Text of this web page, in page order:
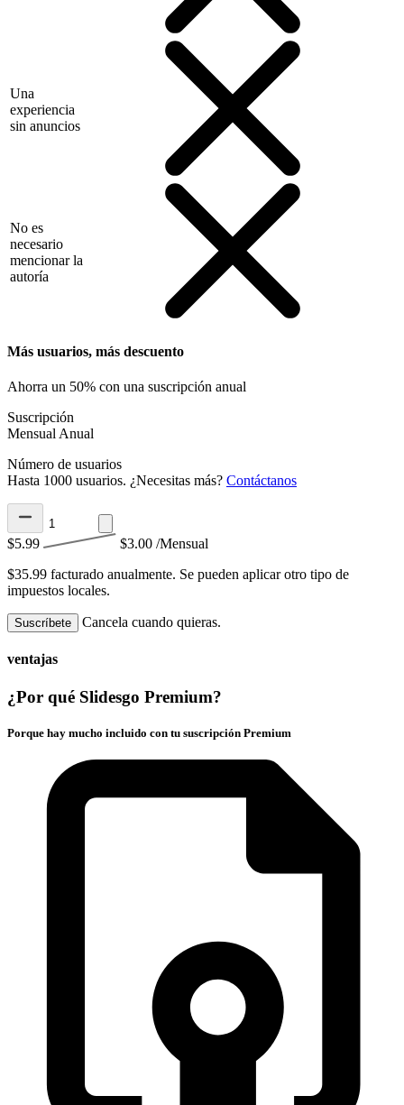
Una
experiencia
sin anuncios
No es
necesario
mencionar la
autoría
Más usuarios, más descuento
Ahorra un 50% con una suscripción anual
Suscripción
Mensual Anual
Número de usuarios
Hasta 1000 usuarios. ¿Necesitas más? Contáctanos
$5.99 $3.00 /Mensual
$35.99 facturado anualmente. Se pueden aplicar otro tipo de
impuestos locales.
Suscríbete Cancela cuando quieras.
ventajas
¿Por qué Slidesgo Premium?
Porque hay mucho incluido con tu suscripción Premium